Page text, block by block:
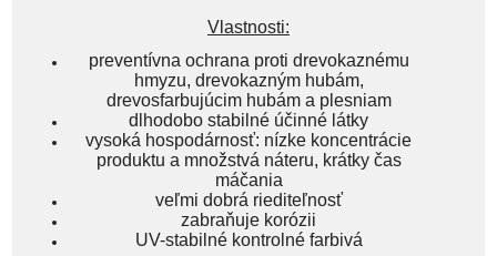
Vlastnosti:
preventívna ochrana proti drevokaznému
hmyzu, drevokazným hubám,
drevosfarbujúcim hubám a plesniam
dlhodobo stabilné účinné látky
vysoká hospodárnosť: nízke koncentrácie
produktu a množstvá náteru, krátky čas
máčania
veľmi dobrá riediteľnosť
zabraňuje korózii
UV-stabilné kontrolné farbivá